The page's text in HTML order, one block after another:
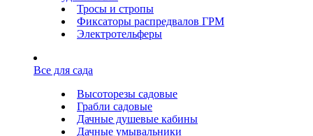
Тросы и стропы
Фиксаторы распредвалов ГРМ
Электротельферы
Все для сада
Высоторезы садовые
Грабли садовые
Дачные душевые кабины
Дачные умывальники